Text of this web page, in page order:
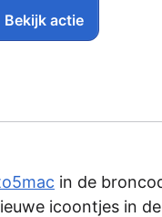
Bekijk actie
in de
icoontjes in